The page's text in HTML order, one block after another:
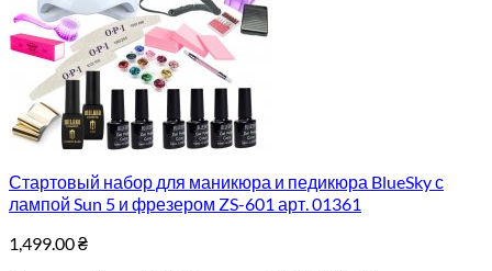
Стартовый набор для маникюра и педикюра BlueSky с
лампой Sun 5 и фрезером ZS-601 арт. 01361
1,499.00₴